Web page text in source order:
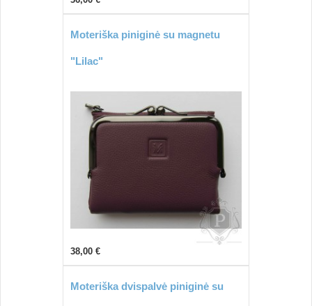
Moteriška piniginė su magnetu
"Lilac"
38,00 €
Moteriška dvispalvė piniginė su